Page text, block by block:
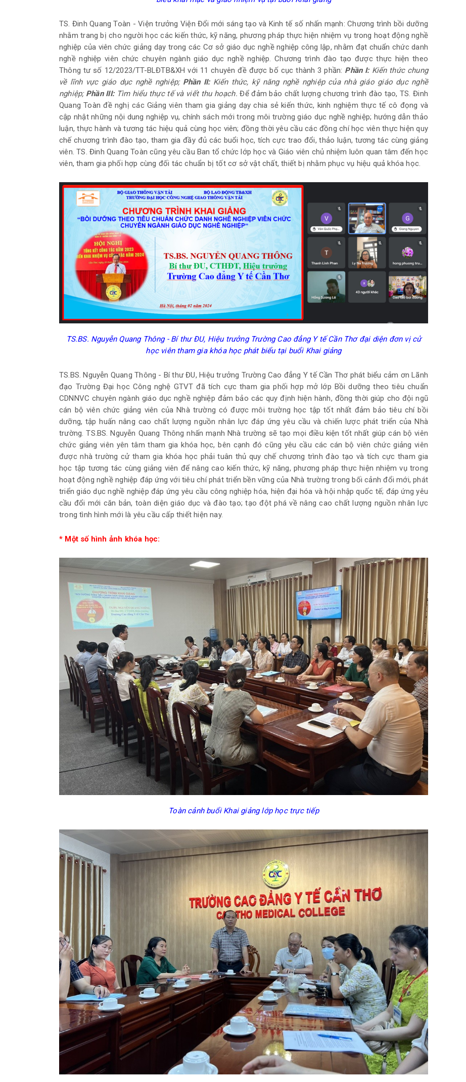
TS. Đinh Quang Toàn - Viện trưởng Viện Đổi mới sáng tạo và Kinh tế số nhấn mạnh: Chương trình bồi dưỡng
nhằm trang bị cho người học các kiến thức, kỹ năng, phương pháp thực hiện nhiệm vụ trong hoạt động nghề
nghiệp của viên chức giảng dạy trong các Cơ sở giáo dục nghề nghiệp công lập, nhằm đạt chuẩn chức danh
nghề nghiệp viên chức chuyên ngành giáo dục nghề nghiệp. Chương trình đào tạo được thực hiện theo
Thông tư số 12/2023/TT-BLĐTB&XH với 11 chuyên đề được bố cục thành 3 phần: Phần I: Kiến thức chung
về lĩnh vực giáo dục nghề nghiệp; Phần II: Kiến thức, kỹ năng nghề nghiệp của nhà giáo giáo dục nghề
nghiệp; Phần III: Tìm hiểu thực tế và viết thu hoạch.Để đảm bảo chất lượng chương trình đào tạo, TS. Đinh
Quang Toàn đề nghị các Giảng viên tham gia giảng dạy chia sẻ kiến thức, kinh nghiệm thực tế cô đọng và
cập nhật những nội dung nghiệp vụ, chính sách mới trong môi trường giáo dục nghề nghiệp; hướng dẫn thảo
luận, thực hành và tương tác hiệu quả cùng học viên; đồng thời yêu cầu các đồng chí học viên thực hiện quy
chế chương trình đào tạo, tham gia đầy đủ các buổi học, tích cực trao đổi, thảo luận, tương tác cùng giảng
viên. TS. Đinh Quang Toàn cũng yêu cầu Ban tổ chức lớp học và Giáo viên chủ nhiệm luôn quan tâm đến học
viên, tham gia phối hợp cùng đối tác chuẩn bị tốt cơ sở vật chất, thiết bị nhằm phục vụ hiệu quả khóa học.
TS.BS. Nguyễn Quang Thông - Bíthư ĐU, Hiệu trưởng Trường Cao đẳng Y tế Cần Thơ đại diện đơn vị cử
học viên tham gia khóa học phát biểu tại buổi Khai giảng
TS.BS. Nguyễn Quang Thông - Bí thư ĐU, Hiệu trưởng Trường Cao đẳng Y tế Cần Thơ phát biểu cảm ơn Lãnh
đạo Trường Đại học Công nghệ GTVT đã tích cực tham gia phối hợp mở lớp Bồi dưỡng theo tiêu chuẩn
CDNNVC chuyên ngành giáo dục nghề nghiệp đảm bảo các quy định hiện hành, đồng thời giúp cho đội ngũ
cán bộ viên chức giảng viên của Nhà trường có được môi trường học tập tốt nhất đảm bảo tiêu chí bồi
dưỡng, tập huấn nâng cao chất lượng nguồn nhân lực đáp ứng yêu cầu và chiến lược phát triển của Nhà
trường. TS.BS. Nguyễn Quang Thông nhấn mạnh Nhà trường sẽ tạo mọi điều kiện tốt nhất giúp cán bộ viên
chức giảng viên yên tâm tham gia khóa học, bên cạnh đó cũng yêu cầu các cán bộ viên chức giảng viên
được nhà trường cử tham gia khóa học phải tuân thủ quy chế chương trình đào tạo và tích cực tham gia
học tập tương tác cùng giảng viên để nâng cao kiến thức, kỹ năng, phương pháp thực hiện nhiệm vụ trong
hoạt động nghề nghiệp đáp ứng với tiêu chí phát triển bền vững của Nhà trường trong bối cảnh đổi mới, phát
triển giáo dục nghề nghiệp đáp ứng yêu cầu công nghiệp hóa, hiện đại hóa và hội nhập quốc tế; đáp ứng yêu
cầu đổi mới căn bản, toàn diện giáo dục và đào tạo; tạo đột phá về nâng cao chất lượng nguồn nhân lực
trong tình hình mới là yêu cầu cấp thiết hiện nay.
* Một số hình ảnh khóa học:
Toàn cảnh buổi Khai giảng lớp học trực tiếp